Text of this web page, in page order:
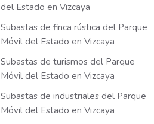
del Estado en Vizcaya
Subastas de finca rústica del Parque
Móvil del Estado en Vizcaya
Subastas de turismos del Parque
Móvil del Estado en Vizcaya
Subastas de industriales del Parque
Móvil del Estado en Vizcaya